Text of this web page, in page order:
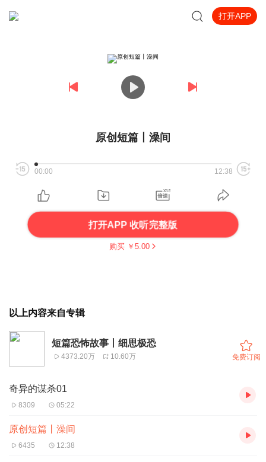
打开APP
原创短篇丨澡间
00:00 12:38
打开APP 收听完整版
购买 ￥ 5.00
以上内容来自专辑
短篇恐怖故事丨细思极恐
4373.20万 10.60万 免费订阅
奇异的谋杀01
8309 05:22
原创短篇丨澡间
6435 12:38